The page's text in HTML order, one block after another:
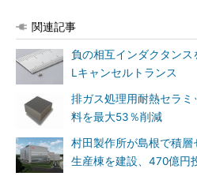
関連記事
負の相互インダクタン
Lキャンセルトランス
排ガス処理用耐熱セラ
料を最大53％削減
村田製作所が島根で積
生産棟を建設、470億円